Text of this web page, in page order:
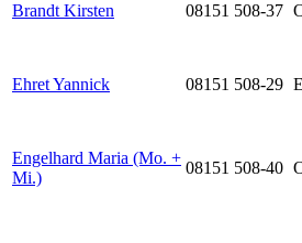
Brandt Kirsten 08151 508-37
Ehret Yannick 08151 508-29
Engelhard Maria (Mo. +
Mi.)
08151 508-40